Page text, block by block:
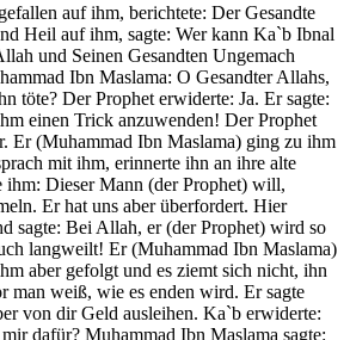
auf ihm, berichtete: Der Gesandte
Heil auf ihm, sagte: Wer kann Ka`b Ibnal
und Seinen Gesandten Ungemach
Ibn Maslama: O Gesandter Allahs,
töte? Der Prophet erwiderte: Ja. Er sagte:
einen Trick anzuwenden! Der Prophet
Er (Muhammad Ibn Maslama) ging zu ihm
mit ihm, erinnerte ihn an ihre alte
ihm: Dieser Mann (der Prophet) will,
Er hat uns aber überfordert. Hier
sagte: Bei Allah, er (der Prophet) wird so
langweilt! Er (Muhammad Ibn Maslama)
aber gefolgt und es ziemt sich nicht, ihn
man weiß, wie es enden wird. Er sagte
von dir Geld ausleihen. Ka`b erwiderte:
dafür? Muhammad Ibn Maslama sagte: